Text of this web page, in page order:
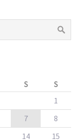
S
S
1
7
8
14
15